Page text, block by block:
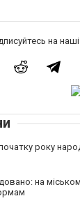
на
року
на